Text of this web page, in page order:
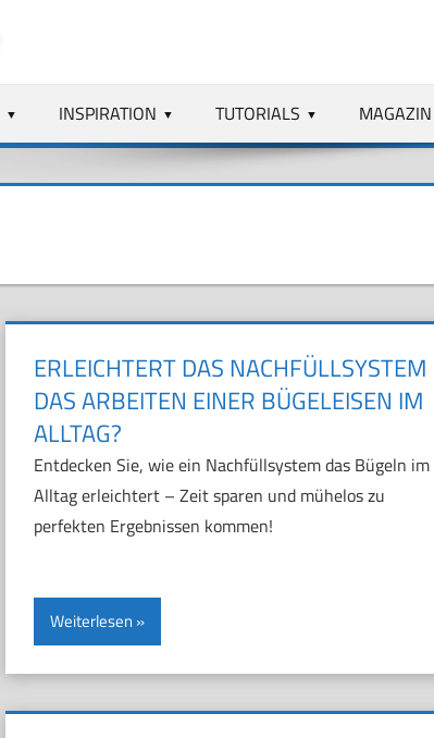
INSPIRATION TUTORIALS MAGAZIN
ERLEICHTERT DAS NACHFÜLLSYSTEM
DAS ARBEITEN EINER BÜGELEISEN IM
ALLTAG?
Entdecken Sie, wie ein Nachfüllsystem das Bügeln im
Alltag erleichtert – Zeit sparen und mühelos zu
perfekten Ergebnissen kommen!
Weiterlesen